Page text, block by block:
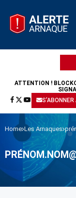
ATTENTION !
S'ABONNER
Home Les Arnaques